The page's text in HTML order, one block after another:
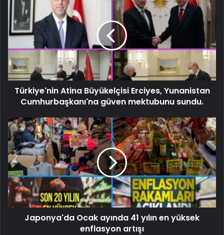
Türkiye'nin Atina Büyükelçisi Erciyes, Yunanistan
Cumhurbaşkanı'na güven mektubunu sundu.
Japonya'da Ocak ayında 41 yılın en yüksek
enflasyon artışı